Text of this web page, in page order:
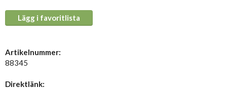
Lägg i favoritlista
Artikelnummer:
88345
Direktlänk: